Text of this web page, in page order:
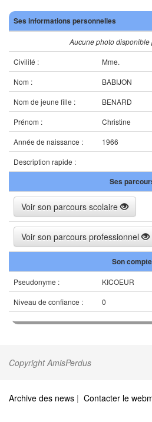
Ses informations personnelles
Aucune photo disponible
Civilité :
Mme.
Nom :
BABIJON
Nom de jeune fille :
BENARD
Prénom :
Christine
Année de naissance :
1966
Description rapide :
Ses
Voir son parcours scolaire
Voir son parcours professionnel
Son compte
Pseudonyme :
KICOEUR
Niveau de confiance :
0
Copyright AmisPerdus
Archive des news | Contacter le